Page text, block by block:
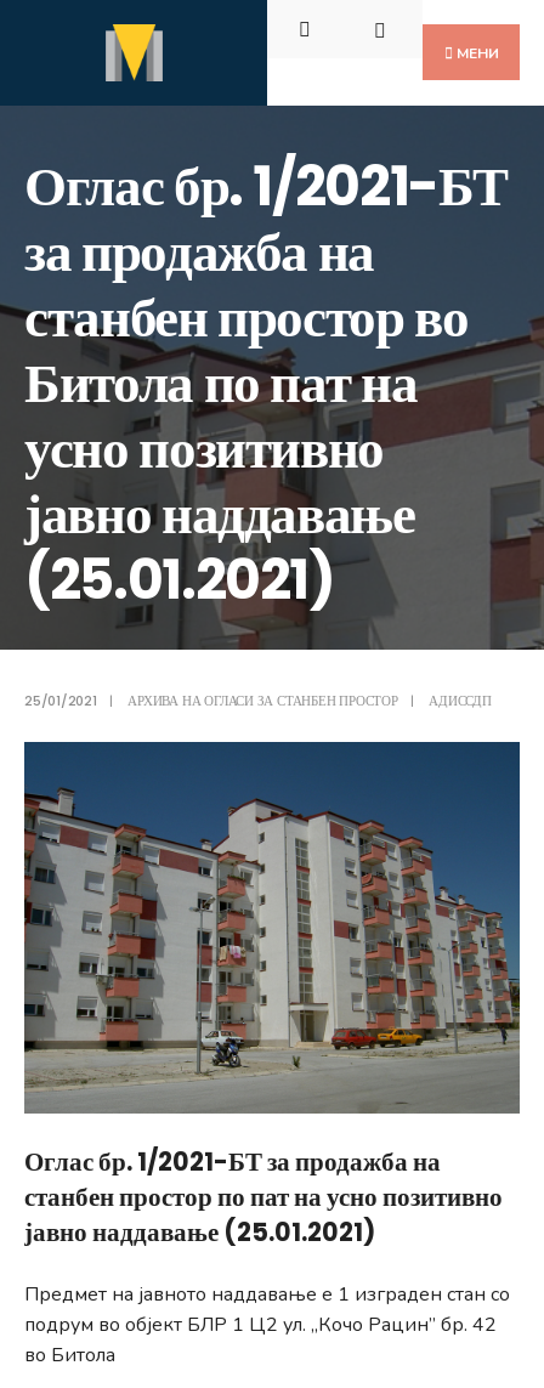
содржината
МЕНИ
Оглас бр. 1/2021-БТ
за продажба на
станбен простор во
Битола по пат на
усно позитивно
јавно наддавање
(25.01.2021)
25/01/2021 | АРХИВА НА ОГЛАСИ ЗА СТАНБЕН ПРОСТОР | АДИССДП
Оглас бр. 1/2021-БТ за продажба на
станбен простор по пат на усно позитивно
јавно наддавање (25.01.2021)
Предмет на јавното наддавање е 1 изграден стан со
подрум во објект БЛР 1 Ц2 ул. „Кочо Рацин” бр. 42
во Битола